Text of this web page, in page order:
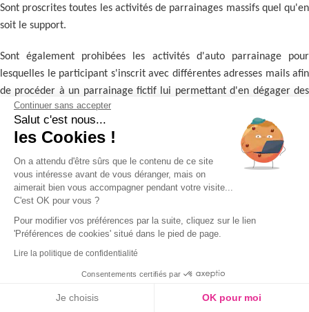
Sont proscrites toutes les activités de parrainages massifs quel qu'en
soit le support.
Sont également prohibées les activités d'auto parrainage pour
lesquelles le participant s'inscrit avec différentes adresses mails afin
de procéder à un parrainage fictif lui permettant d'en dégager des
avantages.
Si Degriffstock.com constate de graves irrégularités par un
participant au programme de parrainage, Dégriffstock.com peut
prendre les mesures nécessaires afin de faire cesser ces
irrégularités et d'annuler en conséquence les avantages et autres
réductions qui auraient été attribués indûment à un participant.
15. Bon d’achat, Bon de réduction et Code promotionnel
Dégriffstock.com propose à ses clients des bons d’achat dans le
Continuer sans accepter
Salut c'est nous...
les Cookies !
On a attendu d'être sûrs que le contenu de ce site
vous intéresse avant de vous déranger, mais on
aimerait bien vous accompagner pendant votre visite...
C'est OK pour vous ?
Pour modifier vos préférences par la suite, cliquez sur le lien
'Préférences de cookies' situé dans le pied de page.
Lire la politique de confidentialité
Consentements certifiés par
Je choisis OK pour moi